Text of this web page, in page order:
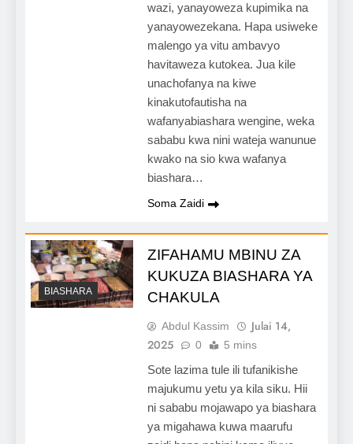
wazi, yanayoweza kupimika na
yanayowezekana. Hapa usiweke
malengo ya vitu ambavyo
havitaweza kutokea. Jua kile
unachofanya na kiwe
kinakutofautisha na
wafanyabiashara wengine, weka
sababu kwa nini wateja wanunue
kwako na sio kwa wafanya
biashara…
Soma Zaidi
BIASHARA
ZIFAHAMU MBINU ZA
KUKUZA BIASHARA YA
CHAKULA
Abdul Kassim
Julai 14,
2025
0 5 mins
Sote lazima tule ili tufanikishe
majukumu yetu ya kila siku. Hii
ni sababu mojawapo ya biashara
ya migahawa kuwa maarufu